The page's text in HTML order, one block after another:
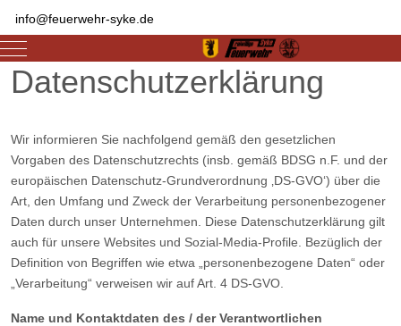
info@feuerwehr-syke.de
Mobile Menu Toggle
Datenschutzerklärung
Wir informieren Sie nachfolgend gemäß den gesetzlichen
Vorgaben des Datenschutzrechts (insb. gemäß BDSG n.F. und der
europäischen Datenschutz-Grundverordnung ‚DS-GVO‘) über die
Art, den Umfang und Zweck der Verarbeitung personenbezogener
Daten durch unser Unternehmen. Diese Datenschutzerklärung gilt
auch für unsere Websites und Sozial-Media-Profile. Bezüglich der
Definition von Begriffen wie etwa „personenbezogene Daten“ oder
„Verarbeitung“ verweisen wir auf Art. 4 DS-GVO.
Name und Kontaktdaten des / der Verantwortlichen